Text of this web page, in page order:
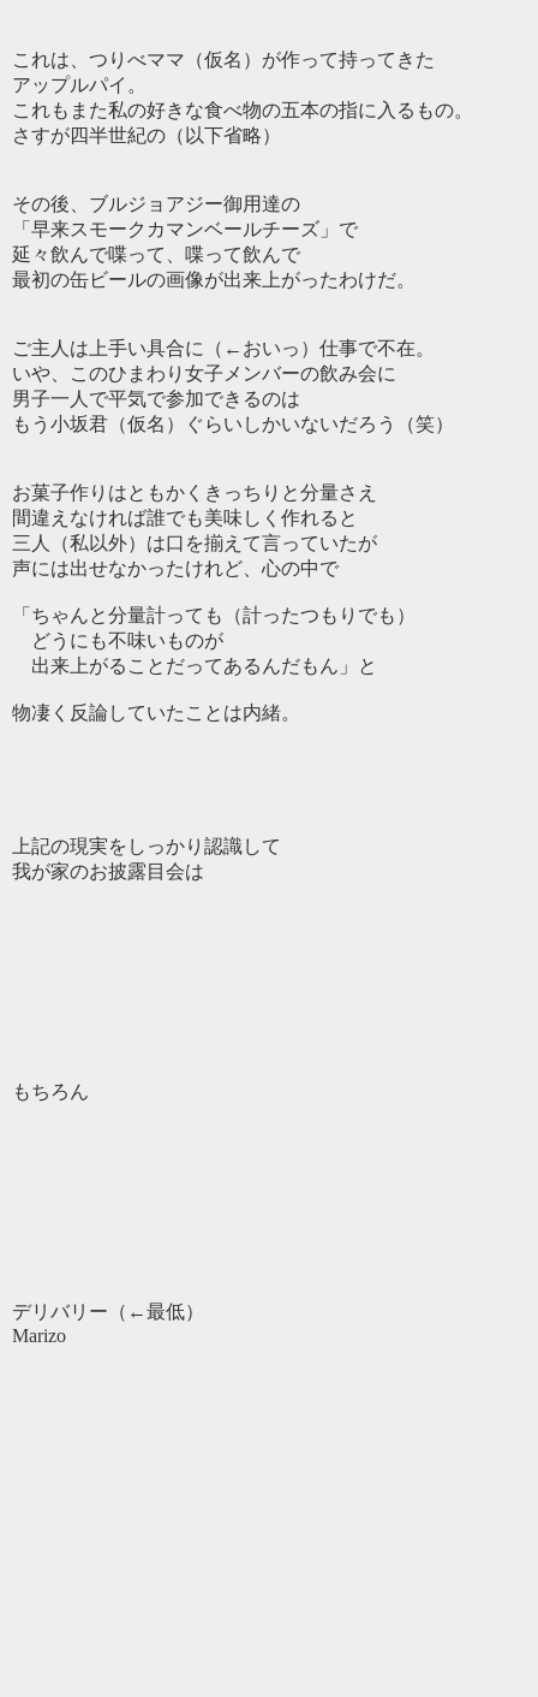
これは、つりべママ（仮名）が作って持ってきた
アップルパイ。
これもまた私の好きな食べ物の五本の指に入るもの。
さすが四半世紀の（以下省略）
その後、ブルジョアジー御用達の
「早来スモークカマンベールチーズ」で
延々飲んで喋って、喋って飲んで
最初の缶ビールの画像が出来上がったわけだ。
ご主人は上手い具合に（←おいっ）仕事で不在。
いや、このひまわり女子メンバーの飲み会に
男子一人で平気で参加できるのは
もう小坂君（仮名）ぐらいしかいないだろう（笑）
お菓子作りはともかくきっちりと分量さえ
間違えなければ誰でも美味しく作れると
三人（私以外）は口を揃えて言っていたが
声には出せなかったけれど、心の中で
「ちゃんと分量計っても（計ったつもりでも）
どうにも不味いものが
出来上がることだってあるんだもん」と
物凄く反論していたことは内緒。
上記の現実をしっかり認識して
我が家のお披露目会は
もちろん
デリバリー（←最低）
Marizo